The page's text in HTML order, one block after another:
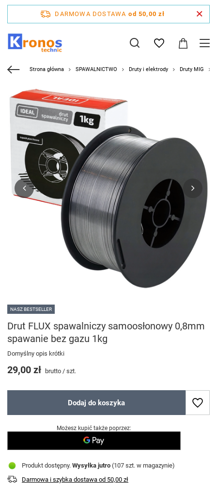
DARMOWA DOSTAWA od 50,00 zł
Strona główna SPAWALNICTWO Druty i elektrody Druty MIG
NASZ BESTSELLER
Drut FLUX spawalniczy samoosłonowy 0,8mm
spawanie bez gazu 1kg
Domyślny opis krótki
29,00 zł brutto / szt.
Dodaj do koszyka
Możesz kupić także poprzez:
Produkt dostępny Wysyłka jutro (107 szt. w magazynie)
Darmowa i szybka dostawa od 50,00 zł